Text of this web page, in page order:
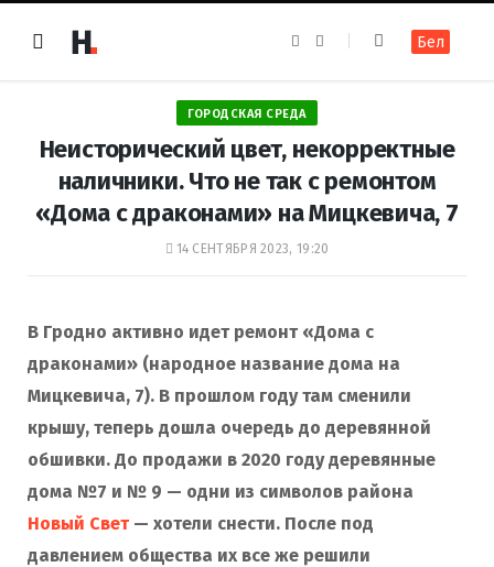
e
b
o
o
k
t
a
m
Бел
ГОРОДСКАЯ СРЕДА
Неисторический цвет, некорректные
наличники. Что не так с ремонтом
«Дома с драконами» на Мицкевича, 7
14 СЕНТЯБРЯ 2023, 19:20
В Гродно активно идет ремонт «Дома с
драконами» (народное название дома на
Мицкевича, 7). В прошлом году там сменили
крышу, теперь дошла очередь до деревянной
обшивки. До продажи в 2020 году деревянные
дома №7 и № 9 — одни из символов района
Новый Свет— хотели снести. После под
давлением общества их все же решили